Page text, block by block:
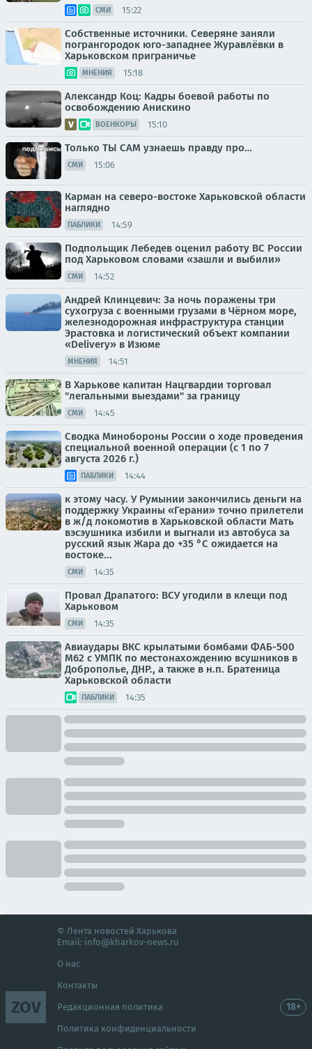
СМИ 15:22
Собственные источники. Северяне заняли
погрангородок юго-западнее Журавлёвки в
Харьковском приграничье
МНЕНИЯ 15:18
Александр Коц: Кадры боевой работы по
освобождению Анискино
ВОЕНКОРЫ 15:10
Только ТЫ САМ узнаешь правду про…
СМИ 15:06
Карман на северо-востоке Харьковской области
наглядно
ПАБЛИКИ 14:59
Подпольщик Лебедев оценил работу ВС России
под Харьковом словами «зашли и выбили»
СМИ 14:52
Андрей Клинцевич: За ночь поражены три
сухогруза с военными грузами в Чёрном море,
железнодорожная инфраструктура станции
Эрастовка и логистический объект компании
«Delivery» в Изюме
МНЕНИЯ 14:51
В Харькове капитан Нацгвардии торговал
"легальными выездами" за границу
СМИ 14:45
Сводка Минобороны России о ходе проведения
специальной военной операции (с 1 по 7
августа 2026 г.)
ПАБЛИКИ 14:44
к этому часу. У Румынии закончились деньги на
поддержку Украины «Герани» точно прилетели
в ж/д локомотив в Харьковской области Мать
вэсэушника избили и выгнали из автобуса за
русский язык Жара до +35 °С ожидается на
востоке...
СМИ 14:35
Провал Драпатого: ВСУ угодили в клещи под
Харьковом
СМИ 14:35
Авиаудары ВКС крылатыми бомбами ФАБ-500
М62 с УМПК по местонахождению всушников в
Доброполье, ДНР., а также в н.п. Братеница
Харьковской области
ПАБЛИКИ 14:35
ZOV
© Лента новостей Харькова
Email: info@kharkov-news.ru
О нас
Контакты
Редакционная политика
Политика конфиденциальности
18+